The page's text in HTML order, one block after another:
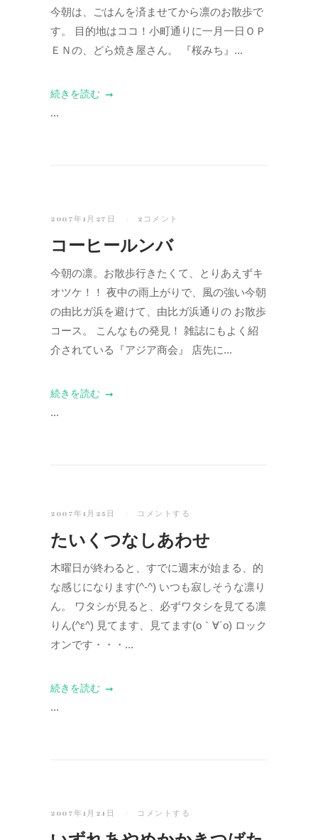
今朝は、ごはんを済ませてから凛のお散歩で
す。 目的地はココ！小町通りに一月一日ＯＰ
ＥＮの、どら焼き屋さん。 『桜みち』...
続きを読む
...
2007年1月27日 2コメント
コーヒールンバ
今朝の凛。お散歩行きたくて、とりあえずキ
オツケ！！ 夜中の雨上がりで、風の強い今朝
の由比ガ浜を避けて、由比ガ浜通りの お散歩
コース。 こんなもの発見！ 雑誌にもよく紹
介されている『アジア商会』 店先に...
続きを読む
...
2007年1月25日 コメントする
たいくつなしあわせ
木曜日が終わると、すでに週末が始まる、的
な感じになります(^-^) いつも寂しそうな凛り
ん。 ワタシが見ると、必ずワタシを見てる凛
りん(^ε^) 見てます、見てます(o｀∀´o) ロック
オンです・・・...
続きを読む
...
2007年1月24日 コメントする